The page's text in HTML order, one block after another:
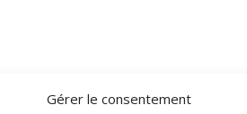
Gérer le consentement